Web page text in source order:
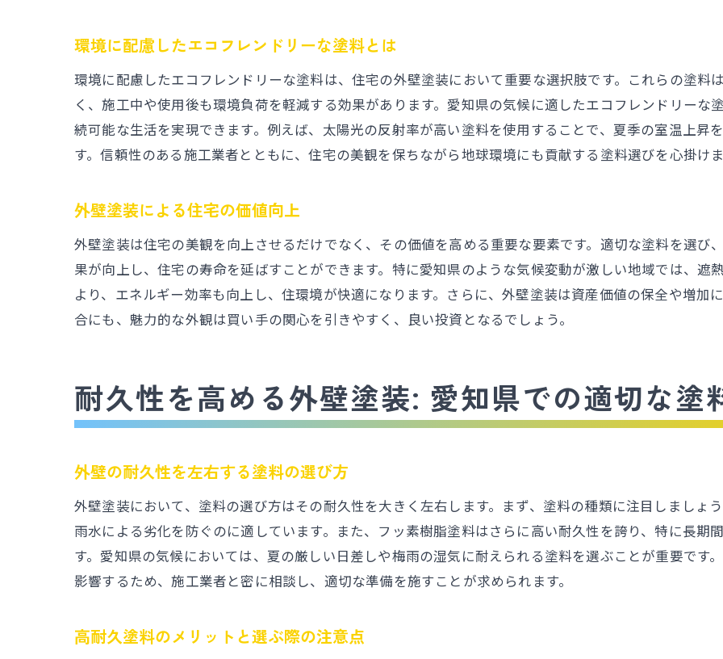
愛知県の気候に適したメンテナンス方法
実際の施工から得たノウハウ
外壁塗装を成功させるための実践的なアドバイス
外壁塗装前に知っておくべき準備事項
施工前後に行うべきチェックリスト
愛知県の施工事例から得た成功の秘訣
愛知県で外壁塗装を依頼する際の注意点と最適な選択肢
地元の施工会社を選ぶメリット
外注か自社施工かの選択基準
外壁塗装の選び方と修理で住宅の美観と耐久性を高める
美観を保つための塗料の選び方
住宅の価値を高める外壁塗装の効果
環境に配慮したエコフレンドリーな塗料とは
環境に配慮したエコフレンドリーな塗料は、住宅の外壁塗装において重要な選択肢です。これらの塗料
く、施工中や使用後も環境負荷を軽減する効果があります。愛知県の気候に適したエコフレンドリーな
続可能な生活を実現できます。例えば、太陽光の反射率が高い塗料を使用することで、夏季の室温上昇
す。信頼性のある施工業者とともに、住宅の美観を保ちながら地球環境にも貢献する塗料選びを心掛け
外壁塗装による住宅の価値向上
外壁塗装は住宅の美観を向上させるだけでなく、その価値を高める重要な要素です。適切な塗料を選び
果が向上し、住宅の寿命を延ばすことができます。特に愛知県のような気候変動が激しい地域では、遮
より、エネルギー効率も向上し、住環境が快適になります。さらに、外壁塗装は資産価値の保全や増加
合にも、魅力的な外観は買い手の関心を引きやすく、良い投資となるでしょう。
耐久性を高める外壁塗装: 愛知県での適切な塗
外壁の耐久性を左右する塗料の選び方
外壁塗装において、塗料の選び方はその耐久性を大きく左右します。まず、塗料の種類に注目しましょ
雨水による劣化を防ぐのに適しています。また、フッ素樹脂塗料はさらに高い耐久性を誇り、特に長期
す。愛知県の気候においては、夏の厳しい日差しや梅雨の湿気に耐えられる塗料を選ぶことが重要です
影響するため、施工業者と密に相談し、適切な準備を施すことが求められます。
高耐久塗料のメリットと選ぶ際の注意点